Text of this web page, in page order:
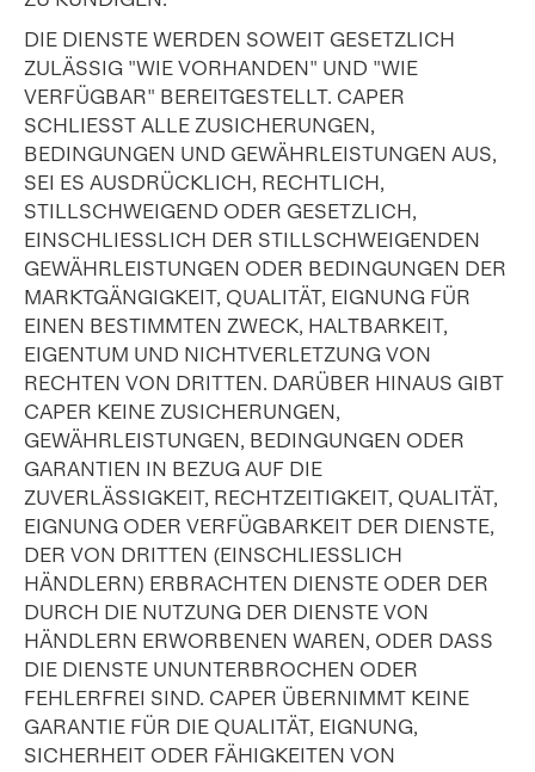
DIE DIENSTE WERDEN SOWEIT GESETZLICH
ZULÄSSIG "WIE VORHANDEN" UND "WIE
VERFÜGBAR" BEREITGESTELLT. CAPER
SCHLIESST ALLE ZUSICHERUNGEN,
BEDINGUNGEN UND GEWÄHRLEISTUNGEN AUS,
SEI ES AUSDRÜCKLICH, RECHTLICH,
STILLSCHWEIGEND ODER GESETZLICH,
EINSCHLIESSLICH DER STILLSCHWEIGENDEN
GEWÄHRLEISTUNGEN ODER BEDINGUNGEN DER
MARKTGÄNGIGKEIT, QUALITÄT, EIGNUNG FÜR
EINEN BESTIMMTEN ZWECK, HALTBARKEIT,
EIGENTUM UND NICHTVERLETZUNG VON
RECHTEN VON DRITTEN. DARÜBER HINAUS GIBT
CAPER KEINE ZUSICHERUNGEN,
GEWÄHRLEISTUNGEN, BEDINGUNGEN ODER
GARANTIEN IN BEZUG AUF DIE
ZUVERLÄSSIGKEIT, RECHTZEITIGKEIT, QUALITÄT,
EIGNUNG ODER VERFÜGBARKEIT DER DIENSTE,
DER VON DRITTEN (EINSCHLIESSLICH
HÄNDLERN) ERBRACHTEN DIENSTE ODER DER
DURCH DIE NUTZUNG DER DIENSTE VON
HÄNDLERN ERWORBENEN WAREN, ODER DASS
DIE DIENSTE UNUNTERBROCHEN ODER
FEHLERFREI SIND. CAPER ÜBERNIMMT KEINE
GARANTIE FÜR DIE QUALITÄT, EIGNUNG,
SICHERHEIT ODER FÄHIGKEITEN VON